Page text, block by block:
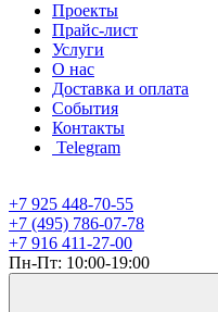
Проекты
Прайс-лист
Услуги
О нас
Доставка и оплата
События
Контакты
Telegram
+7 925 448-70-55
+7 (495) 786-07-78
+7 916 411-27-00
Пн-Пт: 10:00-19:00